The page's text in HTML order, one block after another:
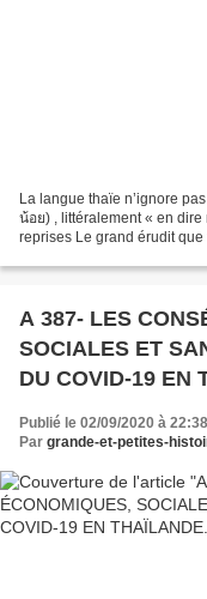
La langue thaïe n’ignore
น้อย) , littéralement « en
reprises Le grand érudit
A 387- LES
SOCIALES ET
DU
Publié le 02/09/2020 à 22:38
Par grande-et-petites-